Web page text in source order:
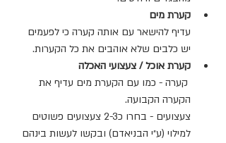
קערת מים
עדיף להישאר עם אותה קערה כי לפעמים
יש כלבים שלא אוהבים את כל הקערות.
קערת אוכל / צעצועי האכלה
קערה - כמו עם הקערת מים עדיף את
הקערה הקבועה.
צעצועים - בחרו כ2-3 צעצועים פשוטים
למילוי (ע״י הבניאדם) ובקשו לעשות בינהם